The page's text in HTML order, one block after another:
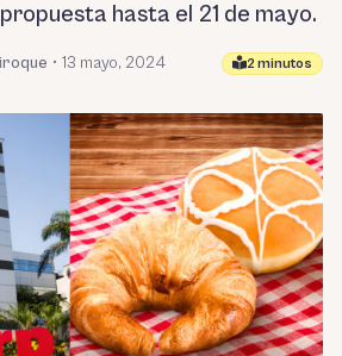
hasta el 21 de mayo.
• 13 mayo, 2024 2 minutos